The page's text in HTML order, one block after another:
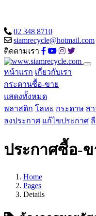
02 348 8710
siamrecycle@hotmail.com
ติดตามเรา
หน้าแรก เกี่ยวกับเรา
กระดานซื้อ-ขาย
แสดงทั้งหมด
พลาสติก โลหะ กระดาษ ส
ลงประกาศ แก้ไขประกาศ
ประกาศซื้อ-
Home
Pages
Details